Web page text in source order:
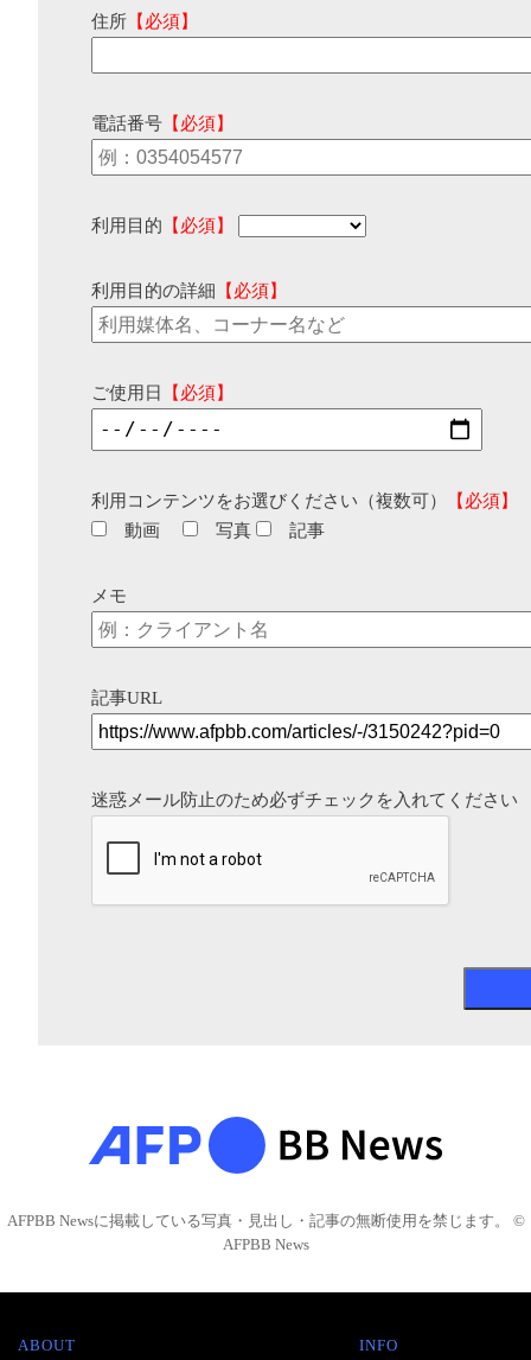
住所 【必須】
電話番号 【必須】
利用目的 【必須】
利用目的の詳細 【必須】
ご使用日 【必須】
利用コンテンツをお選びください（複数可）
【必須】
動画
写真 記事
メモ
記事URL
迷惑メール防止のため必ずチェックを入れてください
AFPBB Newsに掲載している写真・見出し・記事の無断使用を禁じます。 ©
AFPBB News
ABOUT INFO